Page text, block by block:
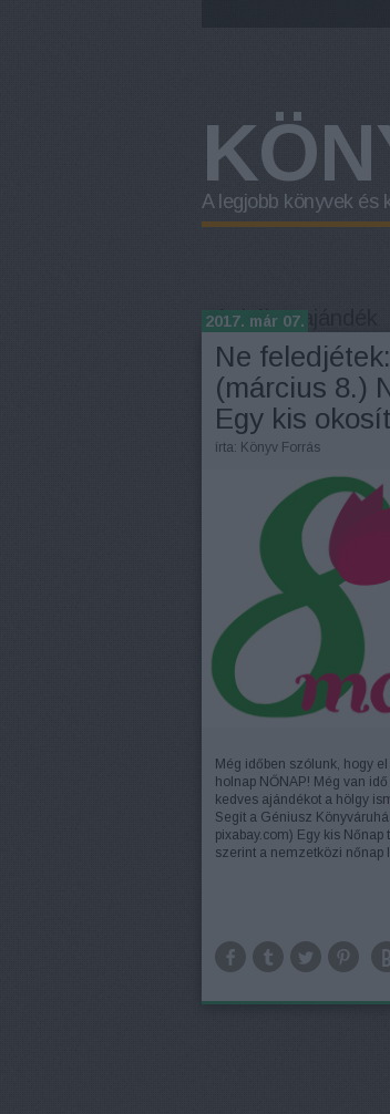
A legjobb könyvek és
Címkék»
2017. már 07.
Ne
(március 8.)
Egy kis
írta: Könyv Forrás
Még időben szólunk, hogy
holnap NŐNAP! Még van
kedves ajándékot a hölgy
Segít a Géniusz
pixabay.com) Egy kis Nőnap
szerint a nemzetközi nőnap